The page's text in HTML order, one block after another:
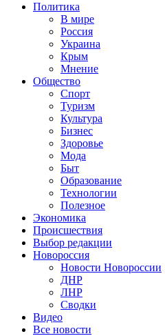
Политика
В мире
Россия
Украина
Крым
Мнение
Общество
Спорт
Туризм
Культура
Бизнес
Здоровье
Мода
Быт
Образование
Технологии
Полезное
Экономика
Происшествия
Выбор редакции
Новороссия
Новости Новороссии
ДНР
ЛНР
Сводки
Видео
Все новости